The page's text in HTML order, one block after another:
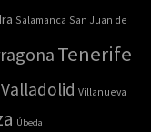
Salamanca San Juan de
Tenerife
Valladolid Villanueva
Úbeda